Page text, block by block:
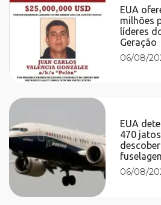
EUA
milhões
líderes
Geração
06/08/
EUA
470
06/08/